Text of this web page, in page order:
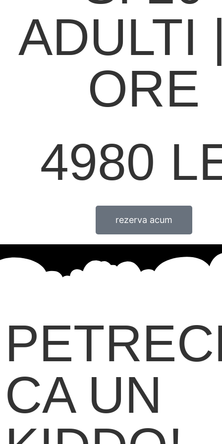
ADULTI
ORE
4980
rezerva acum
CA UN